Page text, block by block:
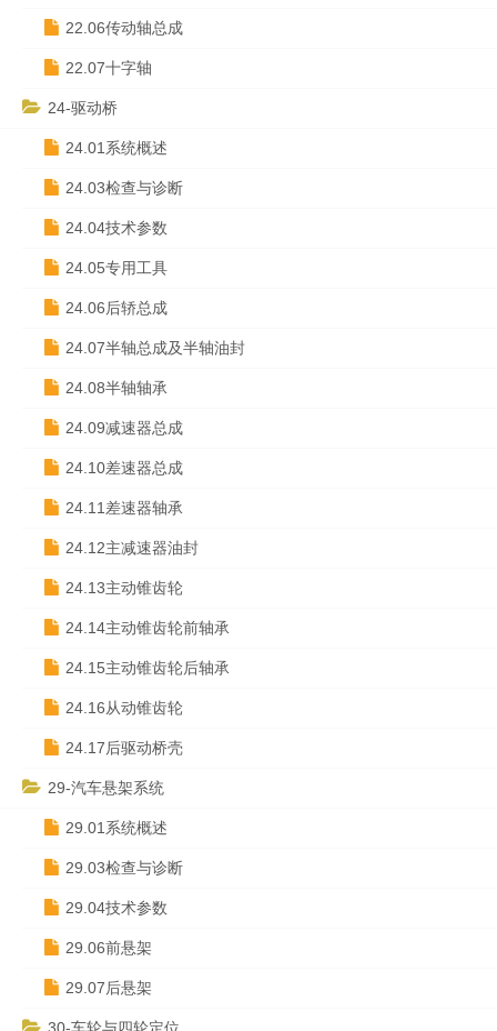
22.06传动轴总成
22.07十字轴
24-驱动桥
24.01系统概述
24.03检查与诊断
24.04技术参数
24.05专用工具
24.06后轿总成
24.07半轴总成及半轴油封
24.08半轴轴承
24.09减速器总成
24.10差速器总成
24.11差速器轴承
24.12主减速器油封
24.13主动锥齿轮
24.14主动锥齿轮前轴承
24.15主动锥齿轮后轴承
24.16从动锥齿轮
24.17后驱动桥壳
29-汽车悬架系统
29.01系统概述
29.03检查与诊断
29.04技术参数
29.06前悬架
29.07后悬架